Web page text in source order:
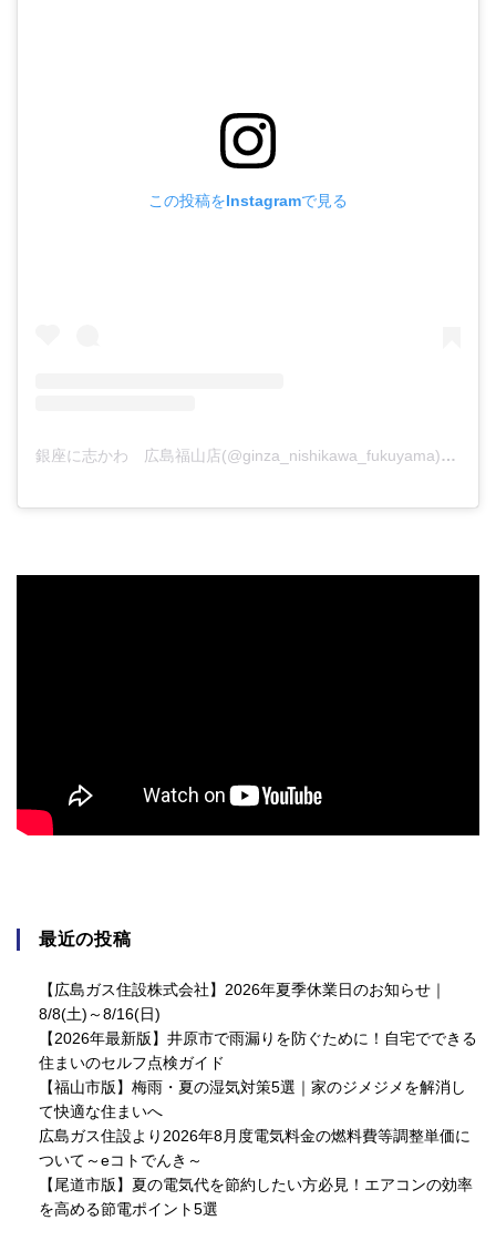
この投稿をInstagramで見る
銀座に志かわ 広島福山店(@ginza_nishikawa_fukuyama)がシェアした投稿
最近の投稿
【広島ガス住設株式会社】2026年夏季休業日のお知らせ｜
8/8(土)～8/16(日)
【2026年最新版】井原市で雨漏りを防ぐために！自宅でできる
住まいのセルフ点検ガイド
【福山市版】梅雨・夏の湿気対策5選｜家のジメジメを解消し
て快適な住まいへ
広島ガス住設より2026年8月度電気料金の燃料費等調整単価に
ついて～eコトでんき～
【尾道市版】夏の電気代を節約したい方必見！エアコンの効率
を高める節電ポイント5選